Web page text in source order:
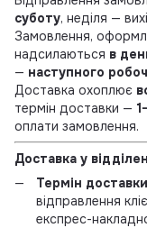
суботу, неділя —
Замовлення,
надсилаються в
— наступного
Доставка охоплює
термін доставки —
оплати замовлення.
Доставка у
Термін
відправлення
експрес-